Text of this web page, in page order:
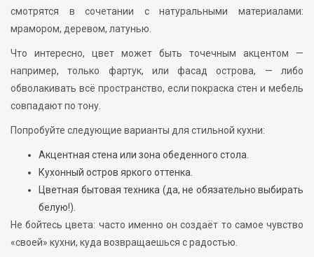
смотрятся в сочетании с натуральными материалами:
мрамором, деревом, латунью.
Что интересно, цвет может быть точечным акцентом —
например, только фартук, или фасад острова, — либо
обволакивать всё пространство, если покраска стен и мебель
совпадают по тону.
Попробуйте следующие варианты для стильной кухни:
Акцентная стена или зона обеденного стола.
Кухонный остров яркого оттенка.
Цветная бытовая техника (да, не обязательно выбирать
белую!).
Не бойтесь цвета: часто именно он создаёт то самое чувство
«своей» кухни, куда возвращаешься с радостью.